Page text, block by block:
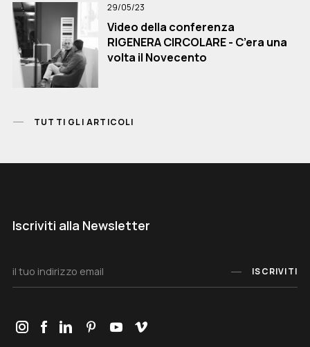
29/05/23
Video della conferenza
RIGENERA CIRCOLARE - C’era una
volta il Novecento
TUTTI GLI ARTICOLI
Iscriviti alla Newsletter
ISCRIVITI